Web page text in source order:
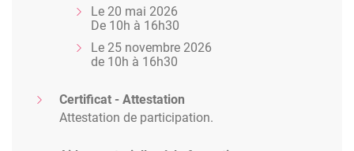
Le 20 mai 2026
De 10h à 16h30
Le 25 novembre 2026
de 10h à 16h30
Certificat - Attestation
Attestation de participation.